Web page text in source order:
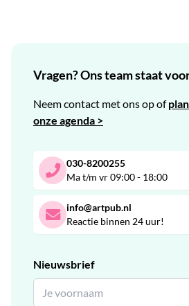
Vragen? Ons team staat
Neem contact met ons op of
onze agenda >
030-8200255
Ma t/m vr 09:00 - 18:00
info@artpub.nl
Reactie binnen 24 uur!
Nieuwsbrief